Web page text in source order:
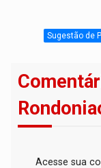
Sugestão de
Acesse sua